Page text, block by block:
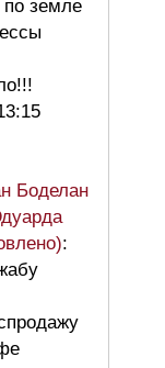
по земле
Боделан
: